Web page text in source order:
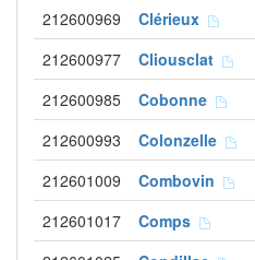
212600969 Clérieux
212600977 Cliousclat
212600985 Cobonne
212600993 Colonzelle
212601009 Combovin
212601017 Comps